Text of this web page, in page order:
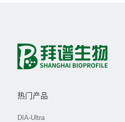
热门产品
DIA-Ultra